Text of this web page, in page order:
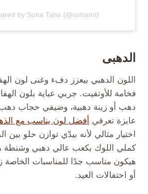
by Soha Taha (@sohamt)
الدهبى
اللون الدهبي بيعزز دفء وغنى لون
فخامة للأوتفيت. جربي عباية بلون
دهب أو زينة دهبية، وضيفي حجاب دهب
عايزة تعرفي أفضل لون يناسب مع
اختيار مثالي لأنه بيدّي توازن حلو بين
كملي اللوك بكعب عالي دهبي وشنطة
هيكون مناسب جدًا للمناسبات
أو احتفالات العيد.